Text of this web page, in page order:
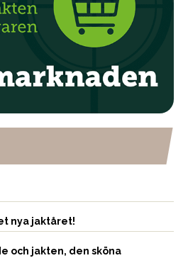
nya jaktåret!
och jakten, den sköna